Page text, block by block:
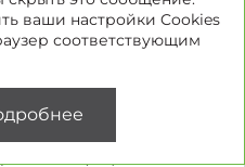
услуг юридическим
учрежденным
кредитные
в том числе
ваши настройки Cookies
соответствующим